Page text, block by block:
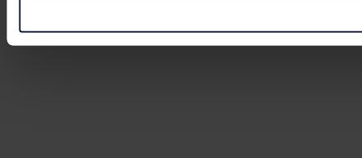
pueden combinarla con otra información que les haya